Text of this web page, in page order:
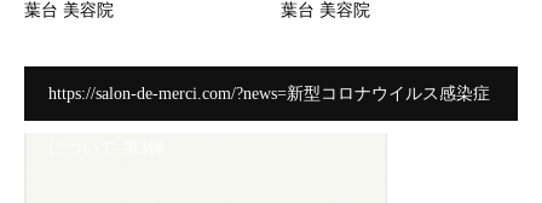
葉台 美容院
葉台 美容院
https://salon-de-merci.com/?news=新型コロナウイルス感染症